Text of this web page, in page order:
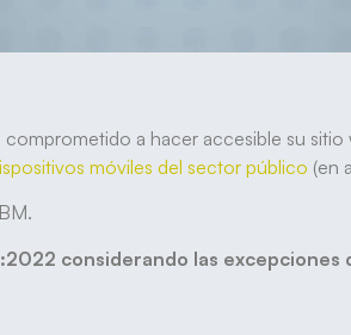
comprometido a hacer accesible su
móviles del sector público (en
considerando las excepciones